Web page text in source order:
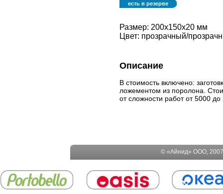
есть в резерве
Размер: 200х150х20 мм
Цвет: прозрачный/
Описание
В стоимость включено:
ложементом из поролона.
от сложности работ от 5000
© «Айнид» ООО,